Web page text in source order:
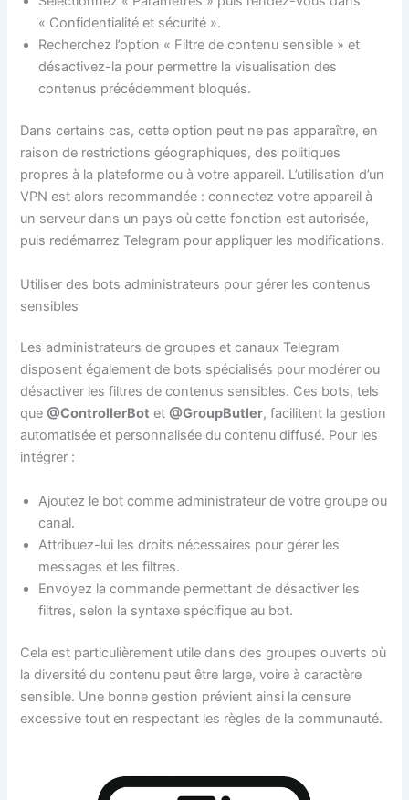
« Confidentialité et sécurité ».
Recherchez l’option « Filtre de contenu sensible » et
désactivez-la pour permettre la visualisation des
contenus précédemment bloqués.
Dans certains cas, cette option peut ne pas apparaître, en
raison de restrictions géographiques, des politiques
propres à la plateforme ou à votre appareil. L’utilisation d’un
VPN est alors recommandée : connectez votre appareil à
un serveur dans un pays où cette fonction est autorisée,
puis redémarrez Telegram pour appliquer les modifications.
Utiliser des bots administrateurs pour gérer les contenus
sensibles
Les administrateurs de groupes et canaux Telegram
disposent également de bots spécialisés pour modérer ou
désactiver les filtres de contenus sensibles. Ces bots, tels
que@ControllerBot et@GroupButler, facilitent la gestion
automatisée et personnalisée du contenu diffusé. Pour les
intégrer :
Ajoutez le bot comme administrateur de votre groupe ou
canal.
Attribuez-lui les droits nécessaires pour gérer les
messages et les filtres.
Envoyez la commande permettant de désactiver les
filtres, selon la syntaxe spécifique au bot.
Cela est particulièrement utile dans des groupes ouverts où
la diversité du contenu peut être large, voire à caractère
sensible. Une bonne gestion prévient ainsi la censure
excessive tout en respectant les règles de la communauté.